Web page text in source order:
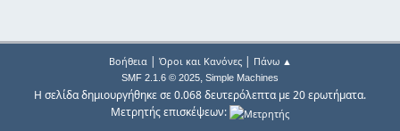
Βοήθεια| Όροι και Κανόνες| Πάνω ▲
SMF 2.1.6 © 2025, Simple Machines
Η σελίδα δημιουργήθηκε σε 0.068 δευτερόλεπτα με 20 ερωτήματα.
Μετρητής επισκέψεων: